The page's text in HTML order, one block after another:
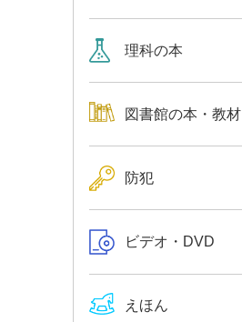
理科の本
図書館の本・教材
防犯
ビデオ・DVD
えほん